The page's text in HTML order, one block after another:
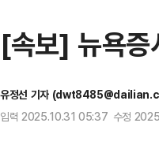
[속보] 뉴욕
유정선 기자
입력 2025.10.31 05:37 수정